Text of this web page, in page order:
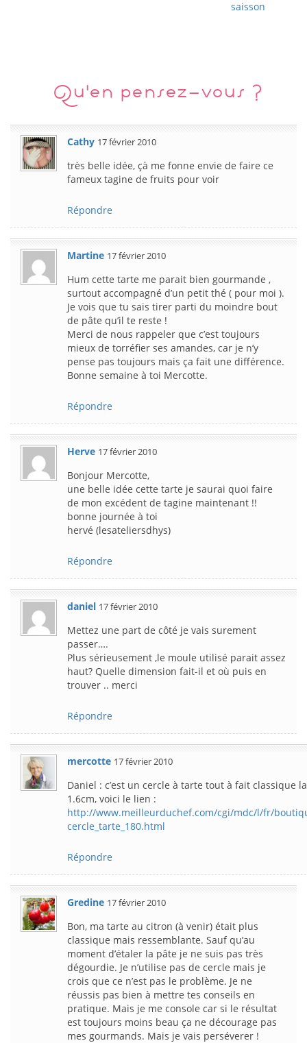
saisson
Qu'en pensez-vous ?
Cathy 17 février 2010
très belle idée, çà me fonne envie de faire ce
fameux tagine de fruits pour voir
Répondre
Martine 17 février 2010
Hum cette tarte me parait bien gourmande ,
surtout accompagné d’un petit thé ( pour moi ).
Je vois que tu sais tirer parti du moindre bout
de pâte qu’il te reste !
Merci de nous rappeler que c’est toujours
mieux de torréfier ses amandes, car je n’y
pense pas toujours mais ça fait une différence.
Bonne semaine à toi Mercotte.
Répondre
Herve 17 février 2010
Bonjour Mercotte,
une belle idée cette tarte je saurai quoi faire
de mon excédent de tagine maintenant !!
bonne journée à toi
hervé (lesateliersdhys)
Répondre
daniel 17 février 2010
Mettez une part de côté je vais surement
passer….
Plus sérieusement ,le moule utilisé parait assez
haut? Quelle dimension fait-il et où puis en
trouver .. merci
Répondre
mercotte 17 février 2010
Daniel : c’est un cercle à tarte tout à fait classique
1.6cm, voici le lien :
http://www.meilleurduchef.com/cgi/mdc/l/fr/
cercle_tarte_180.html
Répondre
Gredine 17 février 2010
Bon, ma tarte au citron (à venir) était plus
classique mais ressemblante. Sauf qu’au
moment d’étaler la pâte je ne suis pas très
dégourdie. Je n’utilise pas de cercle mais je
crois que ce n’est pas le problème. Je ne
réussis pas bien à mettre tes conseils en
pratique. Mais je me console car si le résultat
est toujours moins beau ça ne décourage pas
mes gourmands. Mais je vais perséverer !